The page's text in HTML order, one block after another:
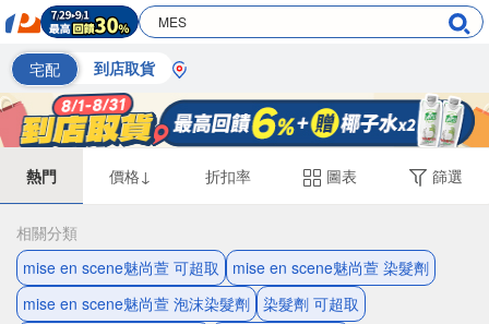
宅配 到店取貨
熱門 價格↓ 折扣率 圖表 篩選
相關分類
mise en scene魅尚萱 可超取
mise en scene魅尚萱 染髮劑
mise en scene魅尚萱 泡沫染髮劑 染髮劑 可超取